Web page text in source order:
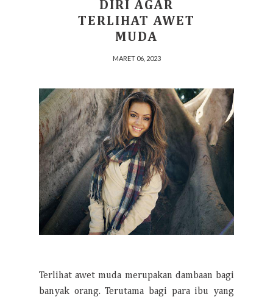
DIRI AGAR
TERLIHAT AWET
MUDA
MARET 06, 2023
Terlihat awet muda merupakan dambaan bagi
banyak orang. Terutama bagi para ibu yang